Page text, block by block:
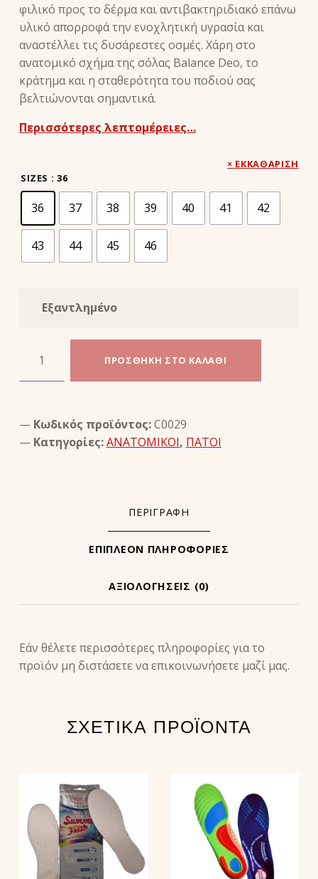
φιλικό προς το δέρμα και αντιβακτηριδιακό επάνω
υλικό απορροφά την ενοχλητική υγρασία και
αναστέλλει τις δυσάρεστες οσμές. Χάρη στο
ανατομικό σχήμα της σόλας Balance Deo, το
κράτημα και η σταθερότητα του ποδιού σας
βελτιώνονται σημαντικά.
Περισσότερες λεπτομέρειες…
SIZES : 36
36 37 38 39 40 41 42
43 44 45 46
ΕΚΚΑΘΆΡΙΣΗ
Εξαντλημένο
BALANCE DEO INSOLE - BAMA ποσότητα
ΠΡΟΣΘΉΚΗ ΣΤΟ ΚΑΛΆΘΙ
Κωδικός προϊόντος:C0029
Κατηγορίες:ΑΝΑΤΟΜΙΚΟΙ, ΠΑΤΟΙ
ΠΕΡΙΓΡΑΦΉ
ΕΠΙΠΛΈΟΝ ΠΛΗΡΟΦΟΡΊΕΣ
ΑΞΙΟΛΟΓΉΣΕΙΣ (0)
Εάν θέλετε περισσότερες πληροφορίες για το
προϊόν μη διστάσετε να επικοινωνήσετε μαζί μας.
ΣΧΕΤΙΚΆ ΠΡΟΪΌΝΤΑ